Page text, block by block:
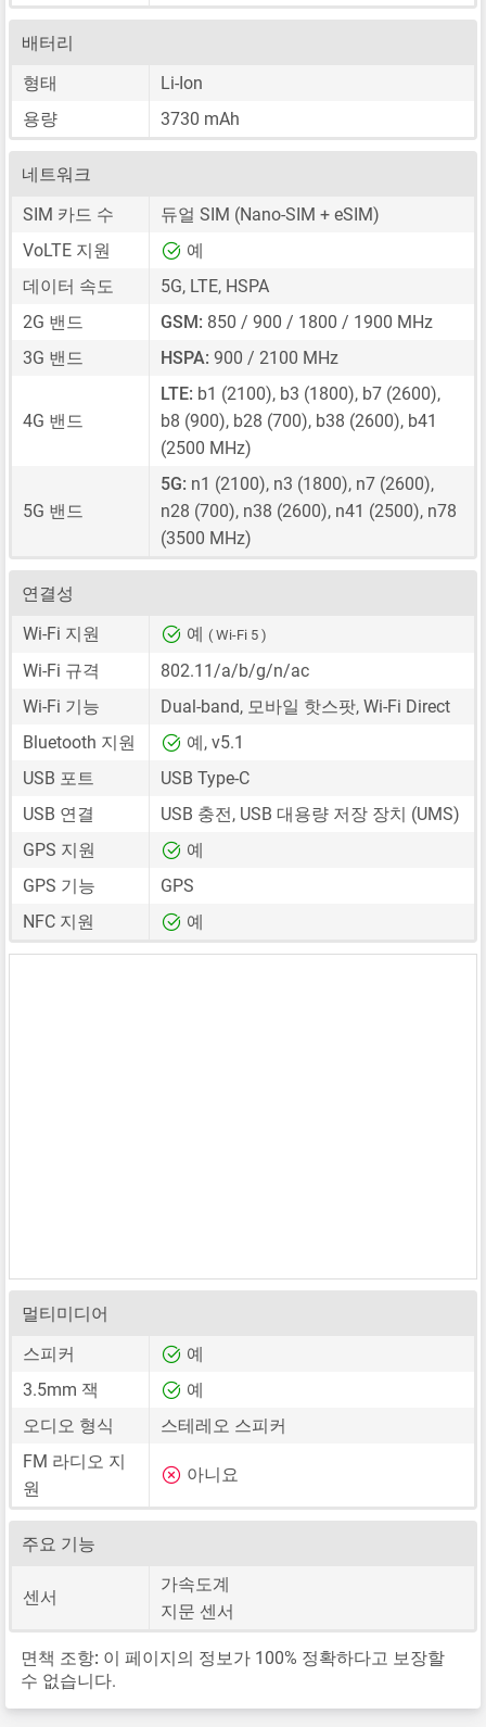
배터리
형태
Li-Ion
용량
3730 mAh
네트워크
SIM 카드 수
듀얼 SIM (Nano-SIM + eSIM)
VoLTE 지원
예
데이터 속도
5G, LTE, HSPA
2G 밴드
GSM: 850 / 900 / 1800 / 1900 MHz
3G 밴드
HSPA: 900 / 2100 MHz
4G 밴드
LTE: b1 (2100), b3 (1800), b7 (2600),
b8 (900), b28 (700), b38 (2600), b41
(2500 MHz)
5G 밴드
5G: n1 (2100), n3 (1800), n7 (2600),
n28 (700), n38 (2600), n41 (2500), n78
(3500 MHz)
연결성
Wi-Fi 지원
예 ( Wi-Fi 5 )
Wi-Fi 규격
802.11/a/b/g/n/ac
Wi-Fi 기능
Dual-band, 모바일 핫스팟, Wi-Fi Direct
Bluetooth 지원
예, v5.1
USB 포트
USB Type-C
USB 연결
USB 충전, USB 대용량 저장 장치 (UMS)
GPS 지원
예
GPS 기능
GPS
NFC 지원
예
멀티미디어
스피커
예
3.5mm 잭
예
오디오 형식
스테레오 스피커
FM 라디오 지
원
아니요
주요 기능
센서
가속도계
지문 센서
면책 조항: 이 페이지의 정보가 100% 정확하다고 보장할
수 없습니다.